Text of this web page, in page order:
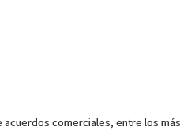
acuerdos comerciales, entre los más